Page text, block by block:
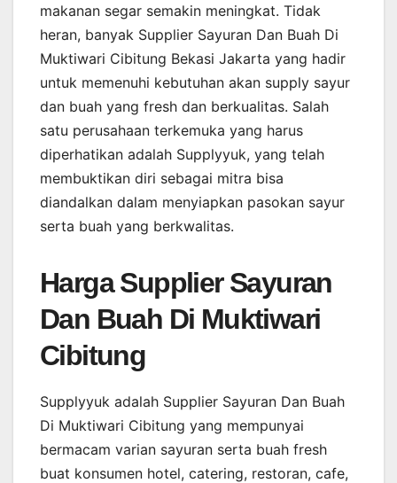
makanan segar semakin meningkat. Tidak
heran, banyak Supplier Sayuran Dan Buah Di
Muktiwari Cibitung Bekasi Jakarta yang hadir
untuk memenuhi kebutuhan akan supply sayur
dan buah yang fresh dan berkualitas. Salah
satu perusahaan terkemuka yang harus
diperhatikan adalah Supplyyuk, yang telah
membuktikan diri sebagai mitra bisa
diandalkan dalam menyiapkan pasokan sayur
serta buah yang berkwalitas.
Harga Supplier Sayuran
Dan Buah Di Muktiwari
Cibitung
Supplyyuk adalah Supplier Sayuran Dan Buah
Di Muktiwari Cibitung yang mempunyai
bermacam varian sayuran serta buah fresh
buat konsumen hotel, catering, restoran, cafe,